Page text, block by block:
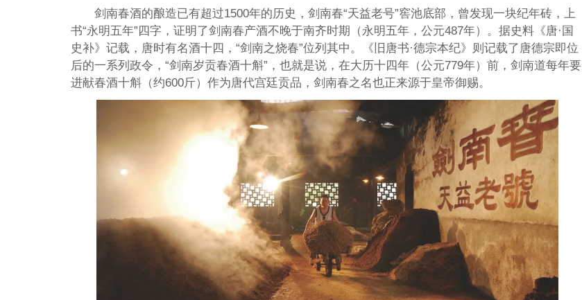
剑南春酒的酿造已有超过1500年的历史，剑南春“天益老号”窖池底部，曾发现一块纪年砖，上
书“永明五年”四字，证明了剑南春产酒不晚于南齐时期（永明五年，公元487年）。据史料《唐·国
史补》记载，唐时有名酒十四，“剑南之烧春”位列其中。《旧唐书·德宗本纪》则记载了唐德宗即位
后的一系列政令，“剑南岁贡春酒十斛”，也就是说，在大历十四年（公元779年）前，剑南道每年要
进献春酒十斛（约600斤）作为唐代宫廷贡品，剑南春之名也正来源于皇帝御赐。